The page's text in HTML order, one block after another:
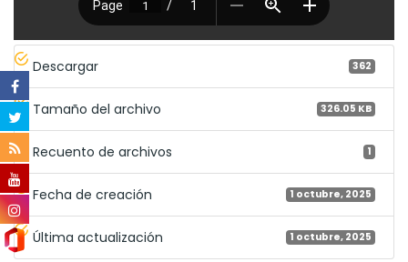
Descargar 362
Tamaño del archivo 326.05 KB
Recuento de archivos 1
Fecha de creación 1 octubre, 2025
Última actualización 1 octubre, 2025